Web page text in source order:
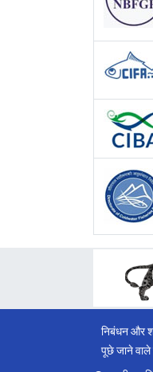
निबंधन और
पूछे जाने वाले